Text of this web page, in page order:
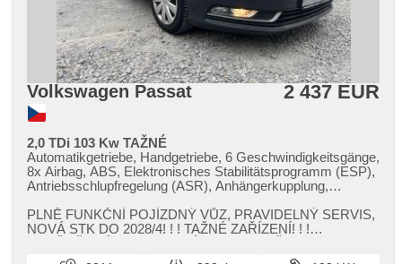
Volkswagen Passat 2 437 EUR
2,0 TDi 103 Kw TAŽNÉ
Automatikgetriebe, Handgetriebe, 6 Geschwindigkeitsgänge,
8x Airbag, ABS, Elektronisches Stabilitätsprogramm (ESP),
Antriebsschlupfregelung (ASR), Anhängerkupplung,
Leuchten, Bordcomputer, Navigation, parkovací senzory
přední, parkovací senzory zadní, Lichtsensor,
Seitenscheiben, Dachträger, El. Spiegel, Wegfahrsperre,
PLNĚ FUNKČNÍ POJÍZDNÝ VŮZ,​ PRAVIDELNÝ SERVIS,​
NOVÁ STK DO 2028/4! ! ! TAŽNÉ ZAŘÍZENÍ! ! !